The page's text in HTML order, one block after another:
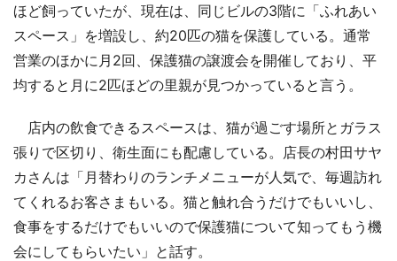
ほど飼っていたが、現在は、同じビルの3階に「ふれあい
スペース」を増設し、約20匹の猫を保護している。通常
営業のほかに月2回、保護猫の譲渡会を開催しており、平
均すると月に2匹ほどの里親が見つかっていると言う。
店内の飲食できるスペースは、猫が過ごす場所とガラス
張りで区切り、衛生面にも配慮している。店長の村田サヤ
カさんは「月替わりのランチメニューが人気で、毎週訪れ
てくれるお客さまもいる。猫と触れ合うだけでもいいし、
食事をするだけでもいいので保護猫について知ってもう機
会にしてもらいたい」と話す。